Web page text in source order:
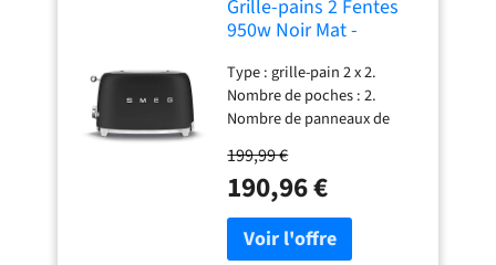
Grille-pains 2 Fentes
950w Noir Mat -
Type : grille-pain 2 x 2.
Nombre de poches : 2.
Nombre de panneaux de
tranches : 2. Nombre de
ramasse-miettes : 1. Nombre
Fonction de chauffage : oui.
Fonction dégivrage : oui.
199,99 €
190,96 €